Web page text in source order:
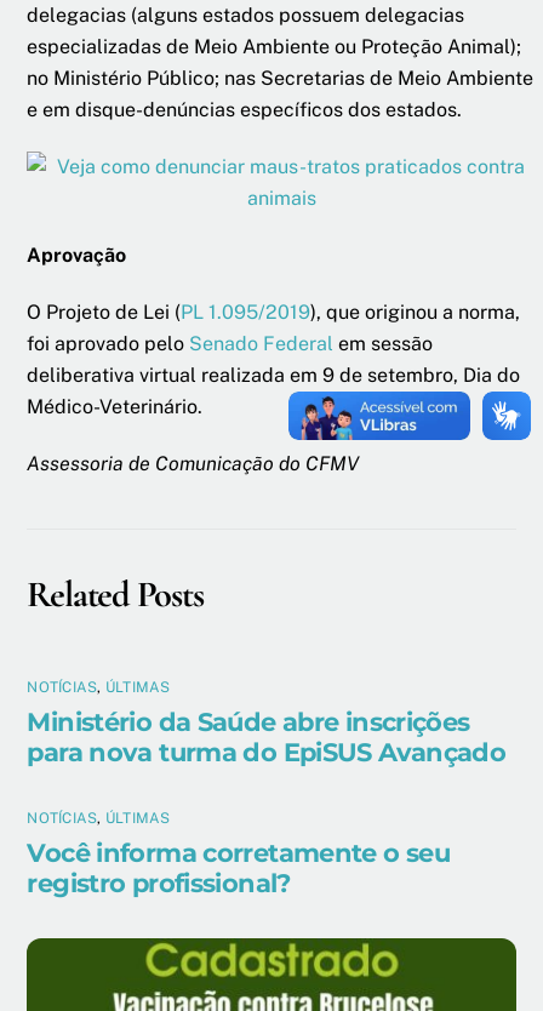
delegacias (alguns estados possuem delegacias
especializadas de Meio Ambiente ou Proteção Animal);
no Ministério Público; nas Secretarias de Meio Ambiente
e em disque-denúncias específicos dos estados.
Aprovação
O Projeto de Lei (PL 1.095/2019), que originou a norma,
foi aprovado pelo Senado Federal em sessão
deliberativa virtual realizada em 9 de setembro, Dia do
Médico-Veterinário.
Assessoria de Comunicação do CFMV
Related Posts
NOTÍCIAS, ÚLTIMAS
Ministério da Saúde abre inscrições
para nova turma do EpiSUS Avançado
NOTÍCIAS, ÚLTIMAS
Você informa corretamente o seu
registro profissional?